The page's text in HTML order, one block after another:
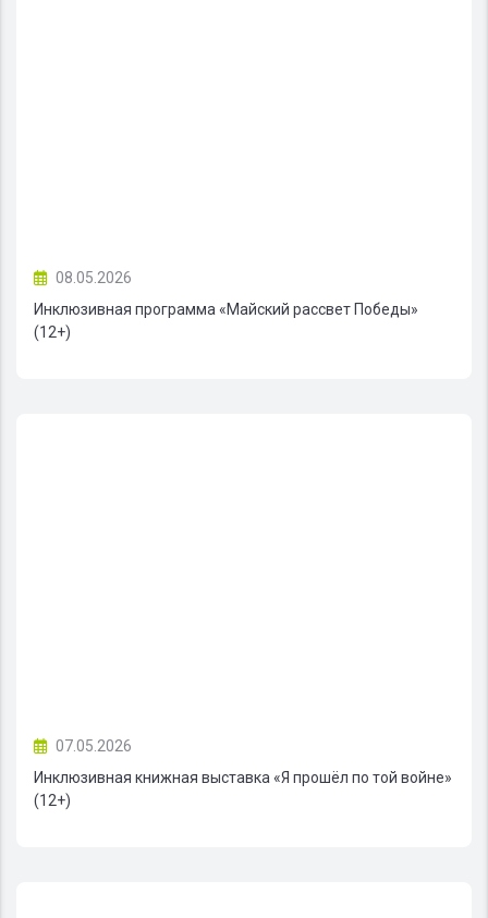
08.05.2026
Инклюзивная программа «Майский рассвет Победы»
(12+)
07.05.2026
Инклюзивная книжная выставка «Я прошёл по той войне»
(12+)